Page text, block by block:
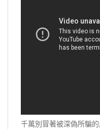
千萬別冒著被深偽所騙